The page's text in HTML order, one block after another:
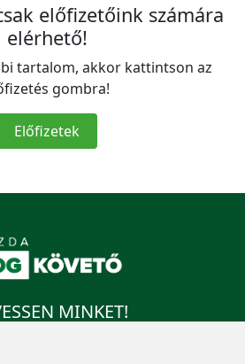
előfizetőink számára
elérhető!
tartalom, akkor kattintson az
gombra!
Előfizetek
MINKET!